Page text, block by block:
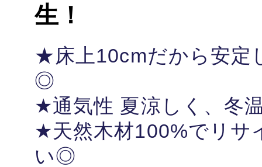
生！
★床上10cmだから安定
◎
★通気性 夏涼しく、冬
★天然木材100%でリサ
い◎